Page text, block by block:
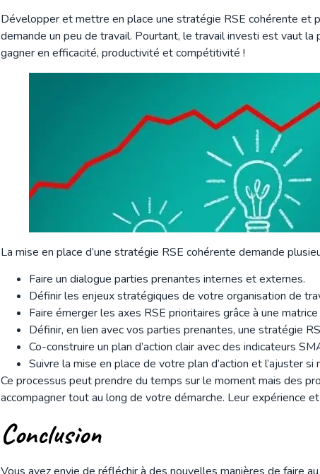
Développer et mettre en place une stratégie RSE cohérente et
demande un peu de travail. Pourtant, le travail investi est vaut
gagner en efficacité, productivité et compétitivité !
La mise en place d’une stratégie RSE cohérente demande
Faire un dialogue parties prenantes internes et externes.
Définir les enjeux stratégiques de votre organisation de
Faire émerger les axes RSE prioritaires grâce à une
Définir, en lien avec vos parties prenantes, une stratégie
Co-construire un plan d’action clair avec des indicateurs
Suivre la mise en place de votre plan d’action et l’ajuster si
Ce processus peut prendre du temps sur le moment mais des
accompagner tout au long de votre démarche. Leur expérience
Conclusion